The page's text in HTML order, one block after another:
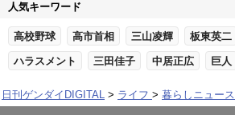
人気キーワード
高校野球 高市首相 三山凌輝 板東英二
ハラスメント 三田佳子 中居正広 巨人
日刊ゲンダイDIGITAL ライフ 暮らしニュース